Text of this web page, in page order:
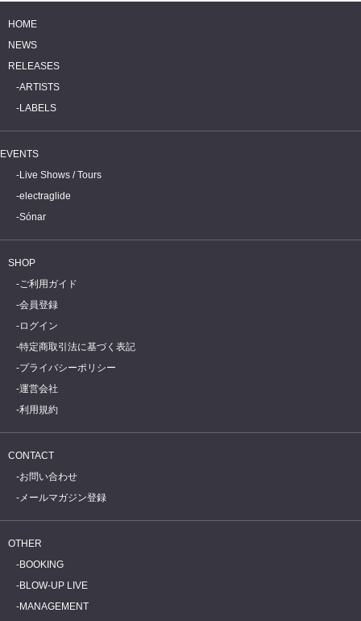
HOME
NEWS
RELEASES
ARTISTS
LABELS
EVENTS
Live Shows / Tours
electraglide
Sónar
SHOP
ご利用ガイド
会員登録
ログイン
特定商取引法に基づく表記
プライバシーポリシー
運営会社
利用規約
CONTACT
お問い合わせ
メールマガジン登録
OTHER
BOOKING
BLOW-UP LIVE
MANAGEMENT